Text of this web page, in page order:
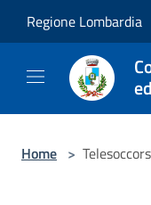
Regione Lombardia
Home >